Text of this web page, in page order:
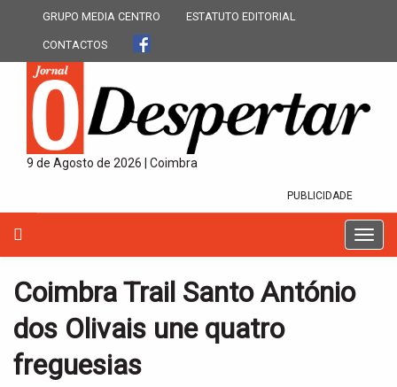
GRUPO MEDIA CENTRO ESTATUTO EDITORIAL
CONTACTOS
9 de Agosto de 2026 | Coimbra
PUBLICIDADE
T
o
Coimbra Trail Santo António
dos Olivais une quatro
freguesias